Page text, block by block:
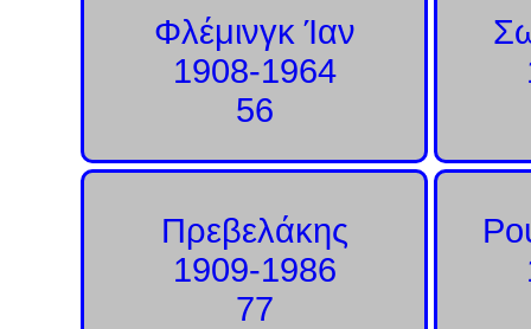
Φλέμινγκ Ίαν
1908-1964
56
Πρεβελάκης
1909-1986
77